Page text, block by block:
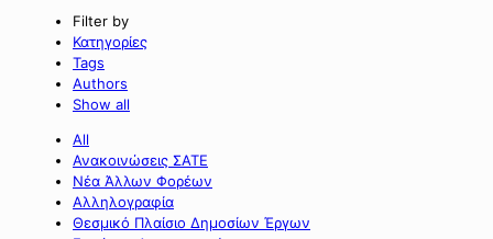
Filter by
Κατηγορίες
Tags
Authors
Show all
All
Ανακοινώσεις ΣΑΤΕ
Νέα Άλλων Φορέων
Αλληλογραφία
Θεσμικό Πλαίσιο Δημοσίων Έργων